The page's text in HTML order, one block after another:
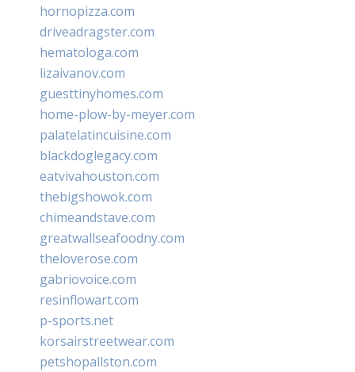
hornopizza.com
driveadragster.com
hematologa.com
lizaivanov.com
guesttinyhomes.com
home-plow-by-meyer.com
palatelatincuisine.com
blackdoglegacy.com
eatvivahouston.com
thebigshowok.com
chimeandstave.com
greatwallseafoodny.com
theloverose.com
gabriovoice.com
resinflowart.com
p-sports.net
korsairstreetwear.com
petshopallston.com